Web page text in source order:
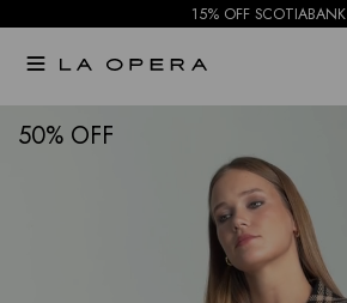
15% OFF SCOTIABANK

50